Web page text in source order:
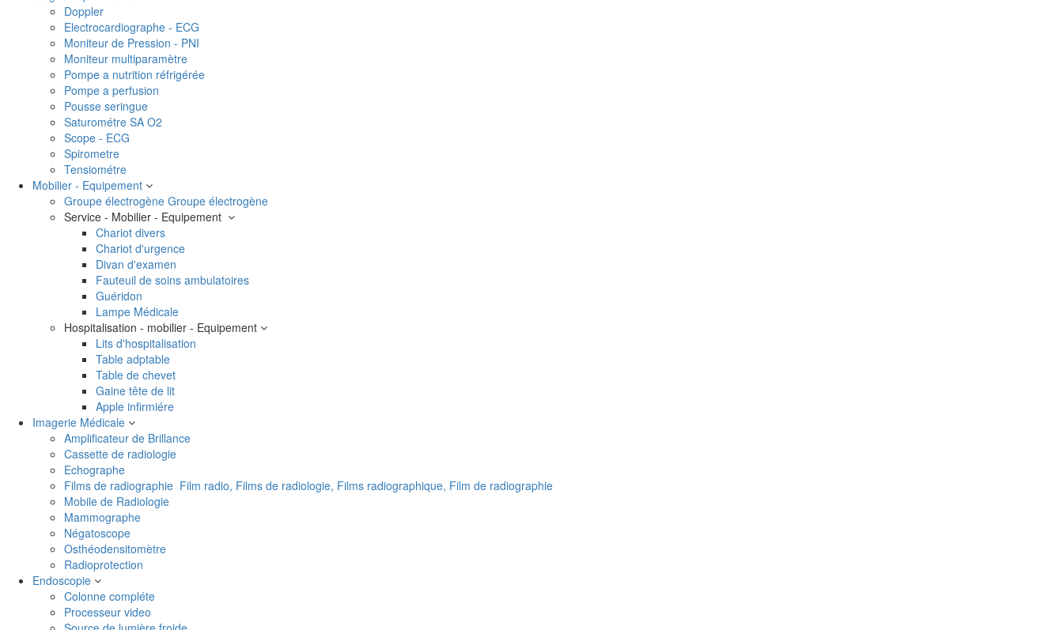
Doppler
Electrocardiographe - ECG
Moniteur de Pression - PNI
Moniteur multiparamètre
Pompe a nutrition réfrigérée
Pompe a perfusion
Pousse seringue
Saturométre SA O2
Scope - ECG
Spirometre
Tensiométre
Mobilier - Equipement
Groupe électrogène Groupe électrogène
Service - Mobilier - Equipement
Chariot divers
Chariot d'urgence
Divan d'examen
Fauteuil de soins ambulatoires
Guéridon
Lampe Médicale
Hospitalisation - mobilier - Equipement
Lits d'hospitalisation
Table adptable
Table de chevet
Gaine tête de lit
Apple infirmiére
Imagerie Médicale
Amplificateur de Brillance
Cassette de radiologie
Echographe
Films de radiographie Film radio, Films de radiologie, Films radiographique, Film de radiographie
Mobile de Radiologie
Mammographe
Négatoscope
Osthéodensitomètre
Radioprotection
Endoscopie
Colonne compléte
Processeur video